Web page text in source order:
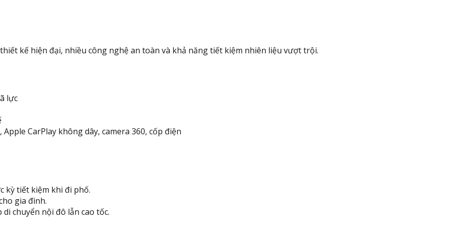
kế hiện đại, nhiều công nghệ an toàn và khả năng tiết kiệm nhiên liệu vượt trội.
lực
CarPlay không dây, camera 360, cốp điện
kỳ tiết kiệm khi đi phố.
gia đình.
chuyển nội đô lẫn cao tốc.